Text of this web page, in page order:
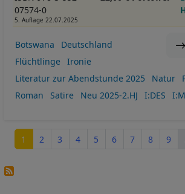
07574-0
5. Auflage 22.07.2025
Botswana
Deutschland
Flüchtlinge
Ironie
Literatur zur Abendstunde 2025
Natur
Roman
Satire Neu 2025-2.HJ I:DES
Seitennummerierung
Seite
1 Seite
2 Seite
3 Seite
4 Seite
5 Seite
6 Seite
7 Seite
8 Seite
9